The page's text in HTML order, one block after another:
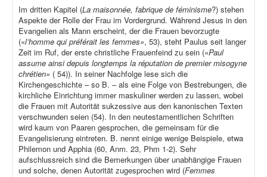
Im dritten Kapitel (La maisonnée, fabrique de féminisme?) stehen
Aspekte der Rolle der Frau im Vordergrund. Während Jesus in den
Evangelien als Mann erscheint, der die Frauen bevorzugte
(«l’homme qui préférait les femmes», 53), steht Paulus seit langer
Zeit im Ruf, der erste christliche Frauenfeind zu sein («Paul
assume ainsi depuis longtemps la réputation de premier misogyne
chrétien» ( 54)). In seiner Nachfolge lese sich die
Kirchengeschichte – so B. – als eine Folge von Bestrebungen, die
kirchliche Einrichtung immer maskuliner werden zu lassen, wobei
die Frauen mit Autorität sukzessive aus den kanonischen Texten
verschwunden seien (54). In den neutestamentlichen Schriften
wird kaum von Paaren gesprochen, die gemeinsam für die
Evangelisierung eintreten. B. nennt einige wenige Beispiele, etwa
Philemon und Apphia (60, Anm. 23, Phm 1-2). Sehr
aufschlussreich sind die Bemerkungen über unabhängige Frauen
und solche, denen Autorität zugesprochen wird (Femmes